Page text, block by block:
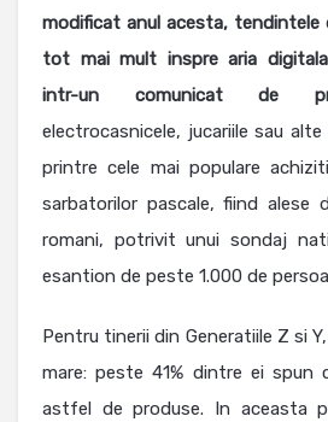
modificat anul acesta, tendintele
tot mai mult inspre aria
intr-un comunicat de
electrocasnicele, jucariile sau
printre cele mai populare
sarbatorilor pascale, fiind alese
romani, potrivit unui sondaj
esantion de peste 1.000 de
Pentru tinerii din Generatiile Z si
mare: peste 41% dintre ei spun
astfel de produse. In aceasta